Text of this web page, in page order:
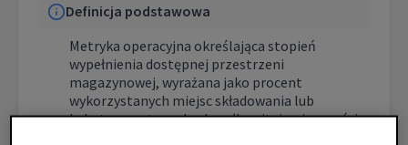
Definicja podstawowa
Metryka operacyjna określająca stopień
wypełnienia dostępnej przestrzeni
magazynowej, wyrażana jako procent
wykorzystanych miejsc składowania lub
kubatury w stosunku do całkowitej pojemności